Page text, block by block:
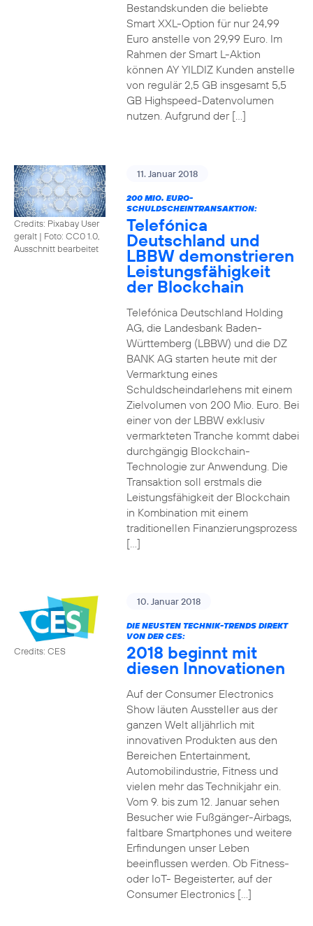
Bestandskunden die beliebte
Smart XXL-Option für nur 24,99
Euro anstelle von 29,99 Euro. Im
Rahmen der Smart L-Aktion
können AY YILDIZ Kunden anstelle
von regulär 2,5 GB insgesamt 5,5
GB Highspeed-Datenvolumen
nutzen. Aufgrund der […]
Credits: Pixabay User
geralt | Foto: CC0 1.0,
Ausschnitt bearbeitet
11. Januar 2018
200 MIO. EURO-
SCHULDSCHEINTRANSAKTION:
Telefónica
Deutschland und
LBBW demonstrieren
Leistungsfähigkeit
der Blockchain
Telefónica Deutschland Holding
AG, die Landesbank Baden-
Württemberg (LBBW) und die DZ
BANK AG starten heute mit der
Vermarktung eines
Schuldscheindarlehens mit einem
Zielvolumen von 200 Mio. Euro. Bei
einer von der LBBW exklusiv
vermarkteten Tranche kommt dabei
durchgängig Blockchain-
Technologie zur Anwendung. Die
Transaktion soll erstmals die
Leistungsfähigkeit der Blockchain
in Kombination mit einem
traditionellen Finanzierungsprozess
[…]
Credits: CES
10. Januar 2018
DIE NEUSTEN TECHNIK-TRENDS DIREKT
VON DER CES:
2018 beginnt mit
diesen Innovationen
Auf der Consumer Electronics
Show läuten Aussteller aus der
ganzen Welt alljährlich mit
innovativen Produkten aus den
Bereichen Entertainment,
Automobilindustrie, Fitness und
vielen mehr das Technikjahr ein.
Vom 9. bis zum 12. Januar sehen
Besucher wie Fußgänger-Airbags,
faltbare Smartphones und weitere
Erfindungen unser Leben
beeinflussen werden. Ob Fitness-
oder IoT- Begeisterter, auf der
Consumer Electronics […]